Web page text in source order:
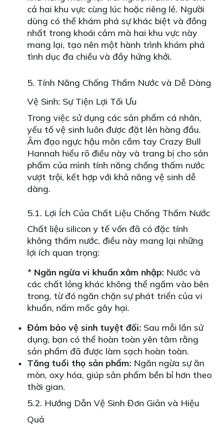
cả hai khu vực cùng lúc hoặc riêng lẻ. Người
dùng có thể khám phá sự khác biệt và đồng
nhất trong khoái cảm mà hai khu vực này
mang lại, tạo nên một hành trình khám phá
tình dục đa chiều và đầy hứng khởi.
5. Tính Năng Chống Thấm Nước và Dễ Dàng
Vệ Sinh: Sự Tiện Lợi Tối Ưu
Trong việc sử dụng các sản phẩm cá nhân,
yếu tố vệ sinh luôn được đặt lên hàng đầu.
Âm đạo ngực hậu môn cầm tay Crazy Bull
Hannah hiểu rõ điều này và trang bị cho sản
phẩm của mình tính năng chống thấm nước
vượt trội, kết hợp với khả năng vệ sinh dễ
dàng.
5.1. Lợi Ích Của Chất Liệu Chống Thấm Nước
Chất liệu silicon y tế vốn đã có đặc tính
không thấm nước, điều này mang lại những
lợi ích quan trọng:
* Ngăn ngừa vi khuẩn xâm nhập: Nước và
các chất lỏng khác không thể ngấm vào bên
trong, từ đó ngăn chặn sự phát triển của vi
khuẩn, nấm mốc gây hại.
Đảm bảo vệ sinh tuyệt đối: Sau mỗi lần sử
dụng, bạn có thể hoàn toàn yên tâm rằng
sản phẩm đã được làm sạch hoàn toàn.
Tăng tuổi thọ sản phẩm: Ngăn ngừa sự ăn
mòn, oxy hóa, giúp sản phẩm bền bỉ hơn theo
thời gian.
5.2. Hướng Dẫn Vệ Sinh Đơn Giản và Hiệu
Quả